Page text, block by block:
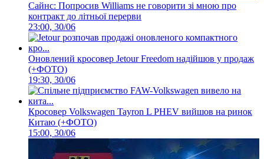
Сайнс: Попросив Williams не говорити зі мною про
контракт до літньої перерви
23:00, 30/06
Оновлений кросовер Jetour Freedom надійшов у продаж
(+ФОТО)
19:30, 30/06
Кросовер Volkswagen Tayron L PHEV вийшов на ринок
Китаю (+ФОТО)
15:00, 30/06